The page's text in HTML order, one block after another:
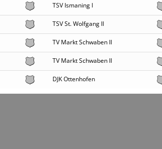
TSV Ismaning I
TSV St. Wolfgang II
TV Markt Schwaben II
TV Markt Schwaben II
DJK Ottenhofen